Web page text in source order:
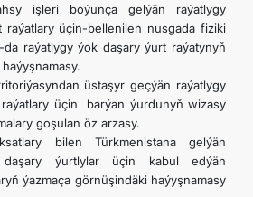
işleri boýunça gelýän raýatlygy
raýatlary üçin-bellenilen nusgada fiziki
raýatlygy ýok daşary ýurt raýatynyň
üstaşyr geçýän raýatlygy
üçin barýan ýurdunyň wizasy
goşulan öz arzasy.
bilen Türkmenistana gelýän
daşary ýurtlylar üçin kabul edýän
ýazmaça görnüşindäki haýyşnamasy